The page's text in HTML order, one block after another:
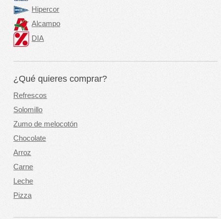
Hipercor
Alcampo
DIA
¿Qué quieres comprar?
Refrescos
Solomillo
Zumo de melocotón
Chocolate
Arroz
Carne
Leche
Pizza